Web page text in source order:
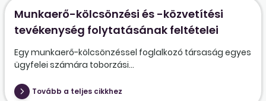
Munkaerő-kölcsönzési és -közvetítési
tevékenység folytatásának feltételei
Egy munkaerő-kölcsönzéssel foglalkozó társaság egyes
ügyfelei számára toborzási...
Tovább a teljes cikkhez